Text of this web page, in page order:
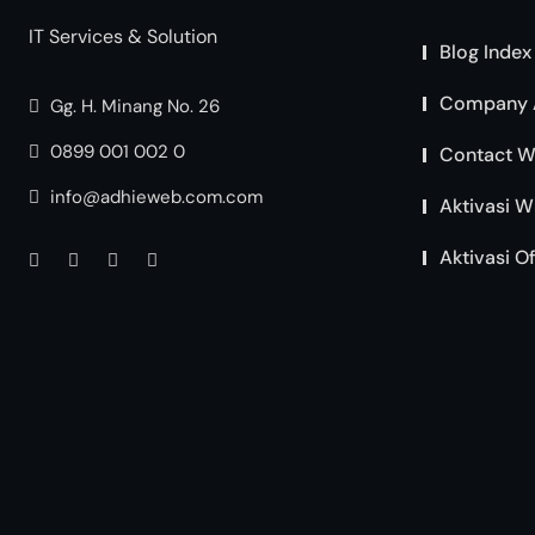
IT Services & Solution
Gg. H. Minang No. 26
0899 001 002 0
info@adhieweb.com.com
Blog Index
Company
Contact
Aktivasi
Aktivasi